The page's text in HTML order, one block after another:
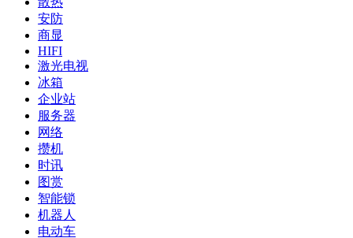
安防
商显
HIFI
激光电视
冰箱
企业站
服务器
网络
攒机
时讯
图赏
智能锁
机器人
电动车